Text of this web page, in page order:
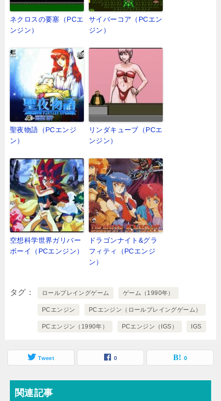
ネクロスの要塞（PCエ
ンジン）
サイバーコア（PCエン
ジン）
聖夜物語（PCエンジ
ン）
リンダキューブ（PCエ
ンジン）
空想科学世界ガリバー
ボーイ（PCエンジン）
ドラゴンナイト&グラ
フィティ（PCエンジ
ン）
タグ ロールプレイングゲーム ゲーム（1990年）
PCエンジン PCエンジン（ロールプレイングゲーム）
PCエンジン（1990年） PCエンジン（IGS） IGS
Tweet 0 0
関連記事